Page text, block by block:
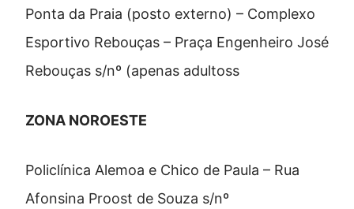
Ponta da Praia (posto externo) – Complexo
Esportivo Rebouças – Praça Engenheiro José
Rebouças s/nº (apenas adultoss
ZONA NOROESTE
Policlínica Alemoa e Chico de Paula – Rua
Afonsina Proost de Souza s/nº